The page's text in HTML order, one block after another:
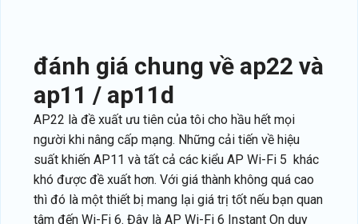
đánh giá chung về ap22 và
ap11 / ap11d
AP22 là đề xuất ưu tiên của tôi cho hầu hết mọi
người khi nâng cấp mạng. Những cải tiến về hiệu
suất khiến AP11 và tất cả các kiểu AP Wi-Fi 5 khác
khó được đề xuất hơn. Với giá thành không quá cao
thì đó là một thiết bị mang lại giá trị tốt nếu bạn quan
tâm đến Wi-Fi 6. Đây là AP Wi-Fi 6 Instant On duy